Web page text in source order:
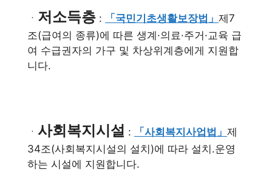
ㆍ 저소득층 : 「국민기초생활보장법」 제7
조(급여의 종류)에 따른 생계·의료·주거·교육 급
여 수급권자의 가구 및 차상위계층에게 지원합
니다.
ㆍ 사회복지시설 : 「사회복지사업법」 제
34조(사회복지시설의 설치)에 따라 설치.운영
하는 시설에 지원합니다.